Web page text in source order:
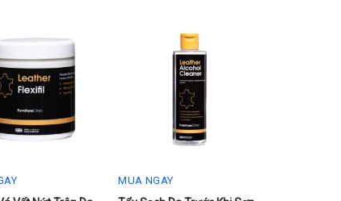
MUA NGAY